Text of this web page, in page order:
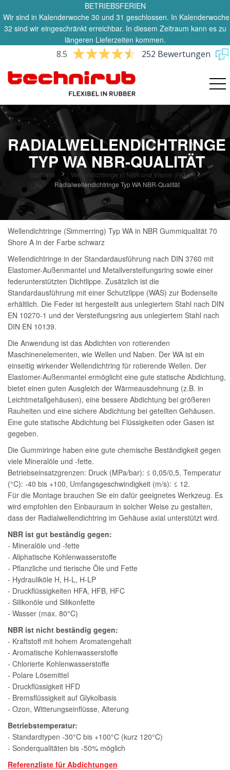
BETRIEBSFERIEN
Wir sind in Kalenderwoche 30 und 31 geschlossen. In Kalenderwoche
32 sind wir eingeschränkt erreichbar. In diesem Zeitraum kann es zu
längeren Lieferzeiten kommen.
8.5 252 Bewertungen
RADIALWELLENDICHTRINGE
TYP WA NBR-QUALITÄT
Startseite
Wellendichtringe in NBR und Viton® (FKM)
Radialwellendichtringe Typ WA NBR-Qualität
Wellendichtringe (Simmerring) Typ WA in NBR Gummiqualität 70
Shore A in der Farbe schwarz
Wellendichtringe in der Standardausführung nach DIN 3760 mit
Elastomer-Außenmantel und Metallversteifungsring sowie einer
federunterstützten Dichtlippe. Zusätzlich ist die
Standardausführung mit einer Schutzlippe (WAS) zur Bodenseite
erhältlich. Die Feder ist hergestellt aus unlegiertem Stahl nach DIN
EN 10270-1 und der Versteifungsring aus unlegiertem Stahl nach
DIN EN 10139.
Die Anwendung ist das Abdichten von rotierenden
Maschinenelementen, wie Wellen und Naben. Der WA ist ein
einseitig wirkender Wellendichtring für rotierende Wellen. Der
Elastomer-Außenmantel ermöglicht eine gute statische Abdichtung,
bietet einen guten Ausgleich der Wärmeausdehnung (z.B. in
Leichtmetallgehäusen), eine bessere Abdichtung bei größeren
Rauheiten und eine sichere Abdichtung bei geteilten Gehäusen.
Eine gute statische Abdichtung bei Flüssigkeiten oder Gasen ist
gegeben.
Die Gummiringe haben eine gute chemische Beständigkeit gegen
viele Mineralöle und -fette.
Betriebseinsatzgrenzen: Druck (MPa/bar): ≤ 0,05/0,5, Temperatur
(°C): -40 bis +100, Umfangsgeschwindigkeit (m/s): ≤ 12.
Für die Montage brauchen Sie ein dafür geeignetes Werkzeug. Es
wird empfohlen den Einbauraum in solcher Weise zu gestalten,
dass der Radialwellendichtring im Gehäuse axial unterstützt wird.
NBR ist gut beständig gegen:
- Mineralöle und -fette
- Aliphatische Kohlenwasserstoffe
- Pflanzliche und tierische Öle und Fette
- Hydrauliköle H, H-L, H-LP
- Druckflüssigkeiten HFA, HFB, HFC
- Silikonöle und Silikonfette
- Wasser (max. 80°C)
NBR ist nicht beständig gegen:
- Kraftstoff mit hohem Aromatengehalt
- Aromatische Kohlenwasserstoffe
- Chlorierte Kohlenwasserstoffe
- Polare Lösemittel
- Druckflüssigkeit HFD
- Bremsflüssigkeit auf Glykolbasis
- Ozon, Witterungseinflüsse, Alterung
Betriebstemperatur:
- Standardtypen -30°C bis +100°C (kurz 120°C)
- Sonderqualitäten bis -50% möglich
Referenzliste für Abdichtungen